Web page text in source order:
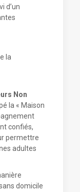
d’un
la
Non
la « Maison
confiés,
permettre
adultes
domicile